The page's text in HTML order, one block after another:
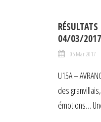
04/03/2017
05 Mar 2017
U15A –
des
émotions…